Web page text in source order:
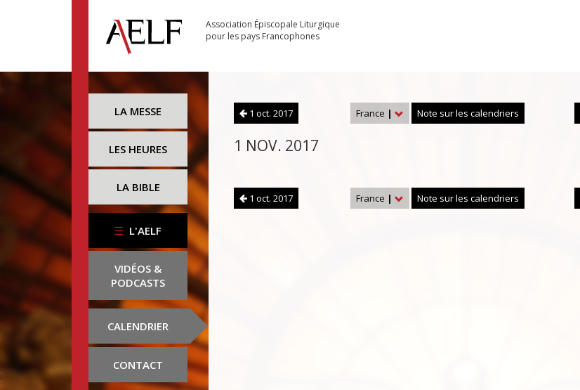
Association Épiscopale Liturgique
pour les pays Francophones
LA MESSE
LES HEURES
LA BIBLE
L'AELF
VIDÉOS &
PODCASTS
CALENDRIER
CONTACT
1 oct. 2017 France | Note sur les calendriers
1 NOV. 2017
1 oct. 2017 France | Note sur les calendriers